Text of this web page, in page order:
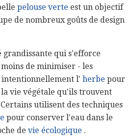
pelouse verte est un objectif
de nombreux goûts de design
qui s'efforce
de minimiser - les
intentionnellement l' herbe pour
vie végétale qu'ils trouvent
utilisent des techniques
pour conserver l'eau dans le
de vie écologique .